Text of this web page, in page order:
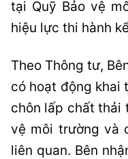
tại Quỹ Bảo vệ
hiệu lực thi hành
Theo Thông tư,
có hoạt động khai
chôn lấp chất thải
vệ môi trường và
liên quan. Bên